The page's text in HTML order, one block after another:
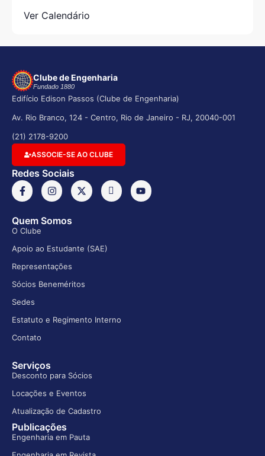
Ver Calendário
Clube de Engenharia
Fundado 1880
Edifício Edison Passos (Clube de Engenharia)
Av. Rio Branco, 124 - Centro, Rio de Janeiro - RJ, 20040-001
(21) 2178-9200
ASSOCIE-SE AO CLUBE
Redes Sociais
Quem Somos
O Clube
Apoio ao Estudante (SAE)
Representações
Sócios Beneméritos
Sedes
Estatuto e Regimento Interno
Contato
Serviços
Desconto para Sócios
Locações e Eventos
Atualização de Cadastro
Publicações
Engenharia em Pauta